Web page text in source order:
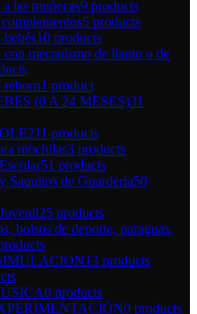
las muñecas9 products
5 products
10 products
con mecanismo de llanto o de
reborn1 product
(0 A 24 MESES)31
211 products
mochilas3 products
51 products
Saquitos de Guardería50
25 products
bolsos de deporte, paraguas,
13 products
0 products
0 products